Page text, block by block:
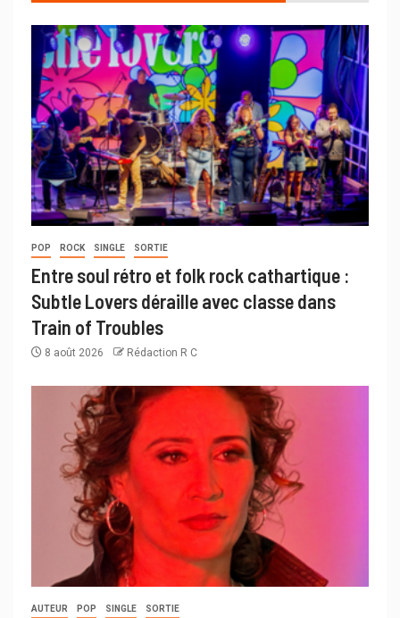
POP ROCK SINGLE SORTIE
Entre soul rétro et folk rock cathartique :
Subtle Lovers déraille avec classe dans
Train of Troubles
8 août 2026 Rédaction R C
AUTEUR POP SINGLE SORTIE